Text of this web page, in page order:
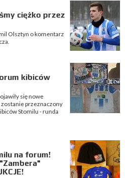
ciężko przez
Olsztyn o komentarz
kibiców
się nowe
zostanie przeznaczony
Stomilu - runda
na forum!